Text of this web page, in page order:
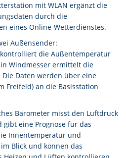
mit WLAN ergänzt die
durch die
eines Online-Wetterdienstes.
Außensender:
die Außentemperatur
Windmesser ermittelt die
Daten werden über eine
Freifeld) an die Basisstation
Barometer misst den Luftdruck
eine Prognose für das
Innentemperatur und
Blick und können das